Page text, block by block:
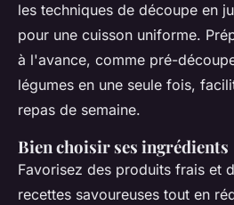
les techniques de découpe en
pour une cuisson uniforme.
à l'avance, comme pré-
légumes en une seule fois,
repas de semaine.
Bien choisir ses ingrédients
Favorisez des produits frais et
recettes savoureuses tout en